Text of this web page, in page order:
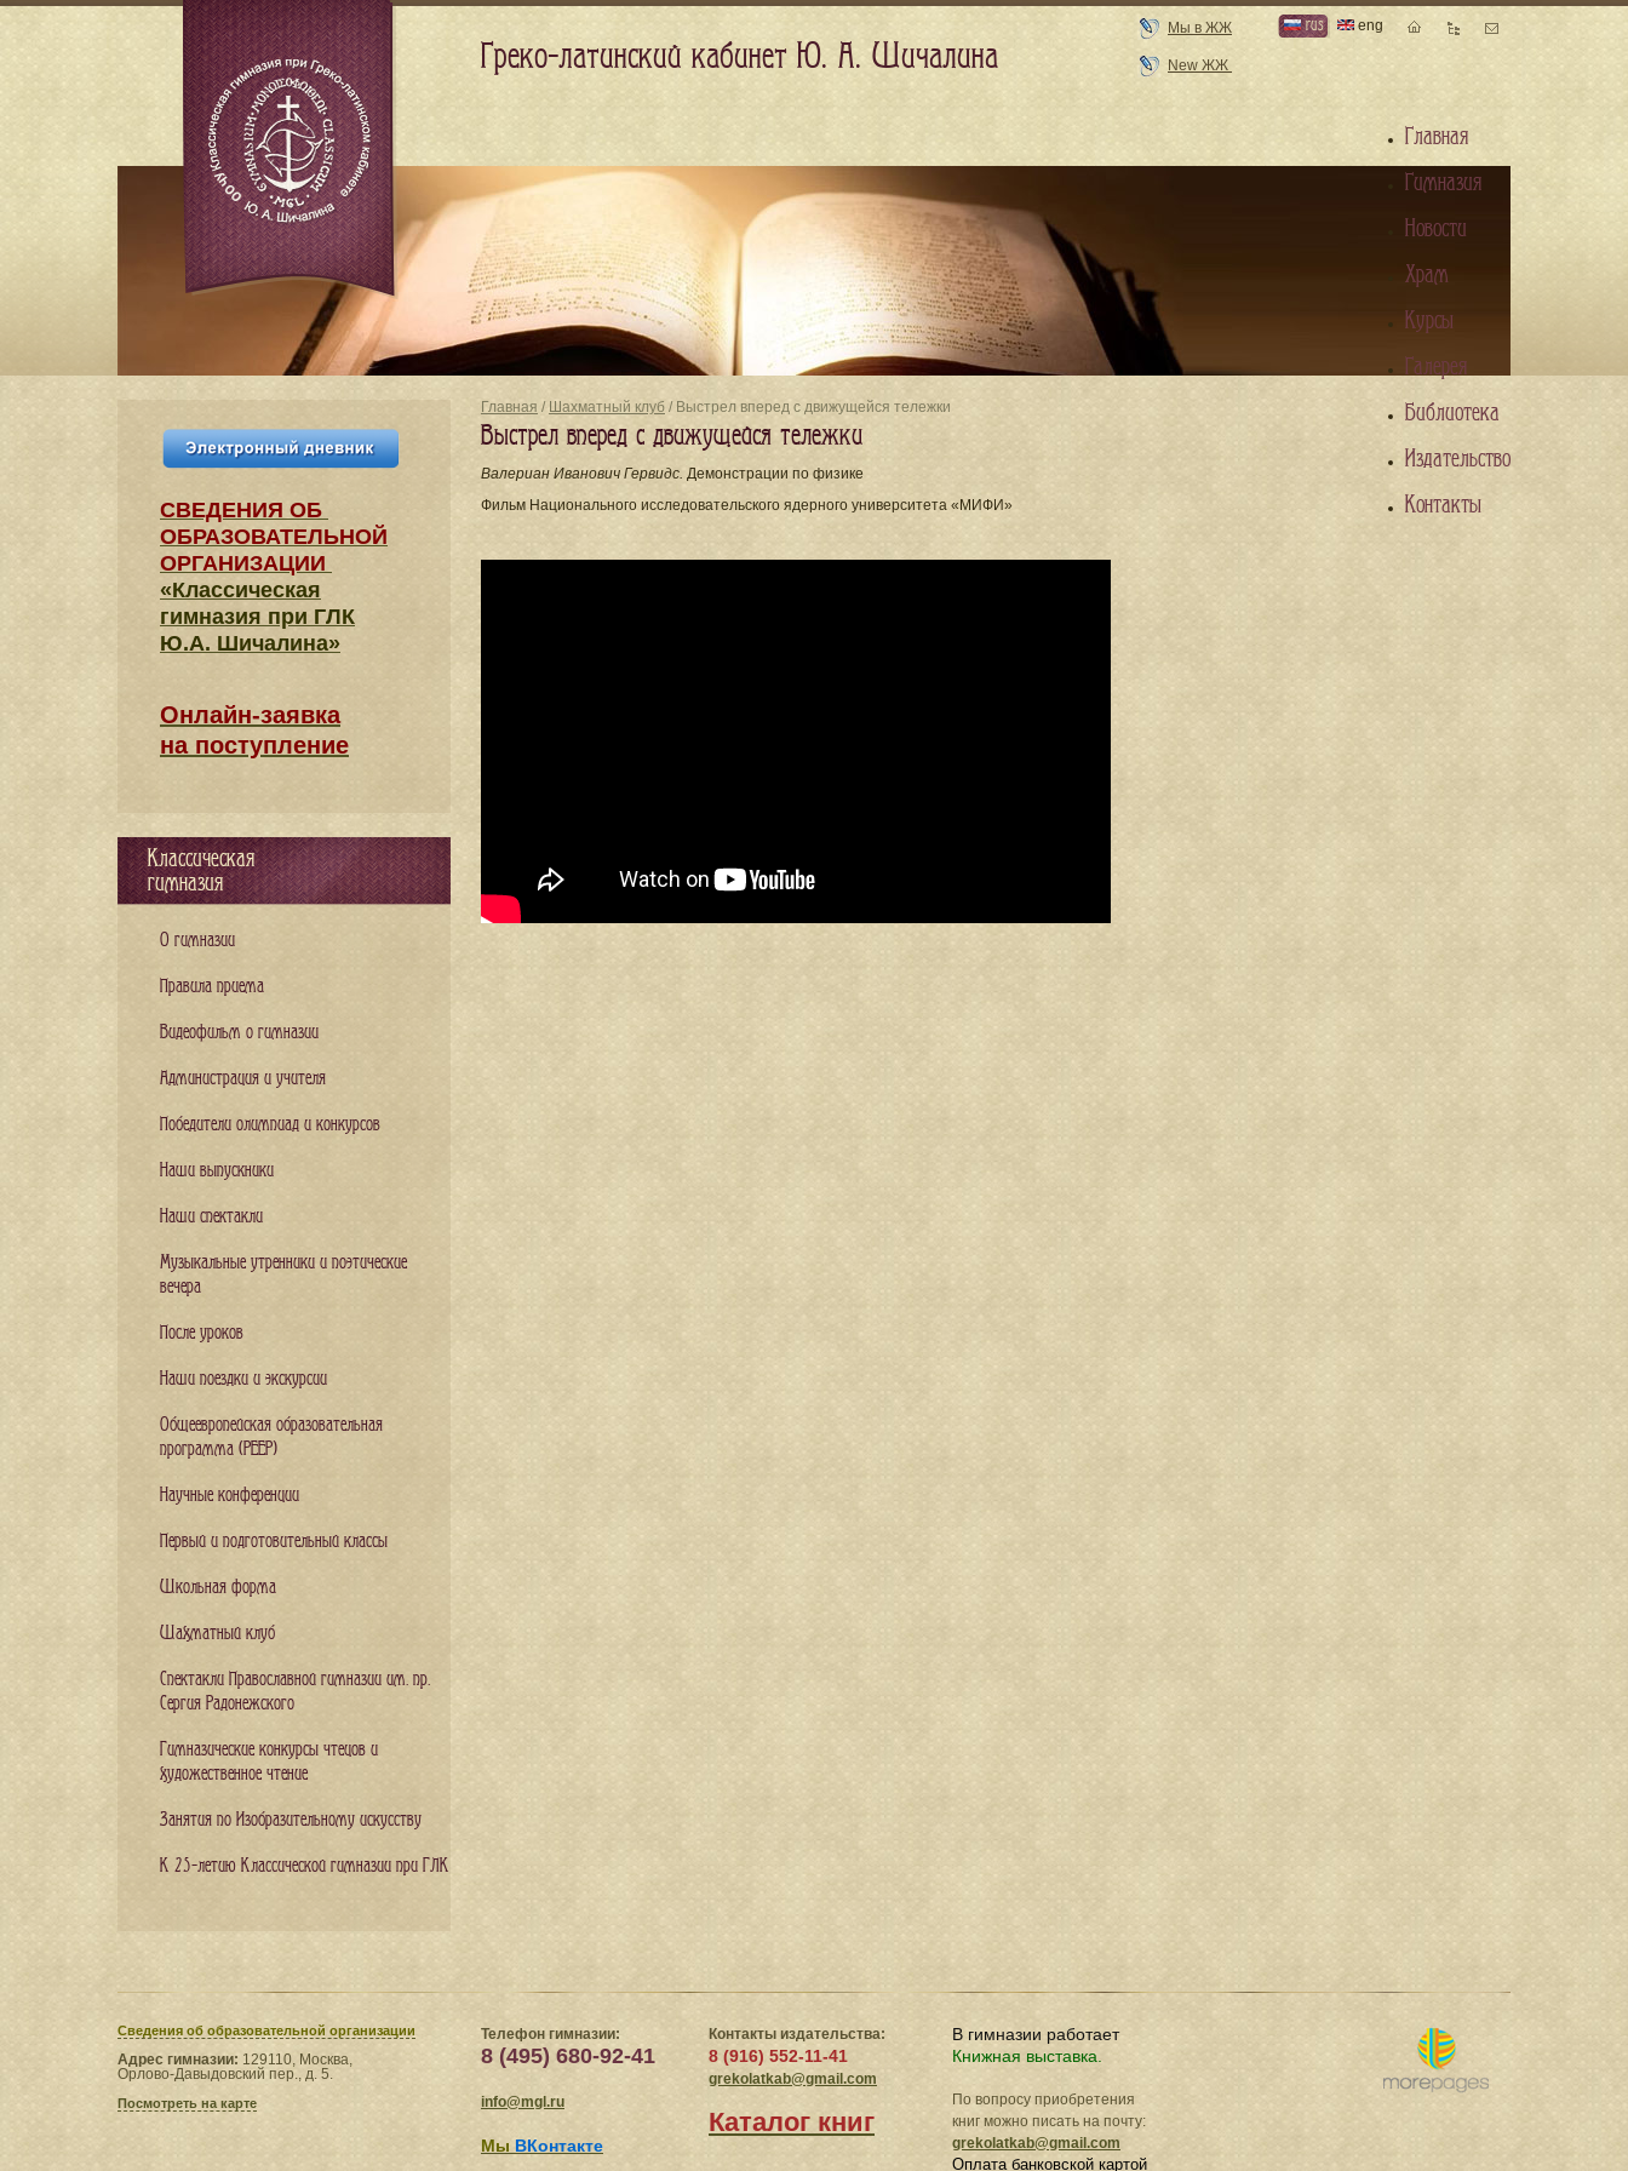
Главная / Шахматный клуб / Выстрел вперед с движущейся тележки
Выстрел вперед с движущейся тележки
Валериан Иванович Гервидс. Демонстрации по физике
Фильм Национального исследовательского ядерного университета «МИФИ»
СВЕДЕНИЯ​ ОБ
ОБРАЗОВАТЕЛЬНОЙ
ОРГАНИЗАЦИИ
«Классическая
гимназия при ГЛК
Ю.А. Шичалина»
Онлайн-заявка
на поступление
Классическая
гимназия
О гимназии
Правила приема
Видеофильм о гимназии
Администрация и учителя
Победители олимпиад и конкурсов
Наши выпускники
Наши спектакли
Музыкальные утренники и поэтические
вечера
После уроков
Наши поездки и экскурсии
Общеевропейская образовательная
программа (PEEP)
Научные конференции
Первый и подготовительный классы
Школьная форма
Шахматный клуб
Спектакли Православной гимназии им. пр.
Сергия Радонежского
Гимназические конкурсы чтецов и
художественное чтение
Занятия по Изобразительному искусству
К 25-летию Классической гимназии при ГЛК
Сведения​ об образовательной организации
Адрес гимназии: 129110, Москва,
Орлово-Давыдовский пер., д. 5.
Посмотреть на карте
Телефон гимназии:
8 (495) 680-92-41
info@mgl.ru
Мы ВКонтакте
Контакты издательства:
8 (916) 552-11-41
grekolatkab@gmail.com
Каталог книг
В гимназии работает
Книжная выставка.
По вопросу приобретения
книг можно писать на почту:
grekolatkab@gmail.com
Оплата банковской картой
Греко-латинский кабинет Ю. А. Шичалина
Мы в ЖЖ
New ЖЖ
rus eng
Главная
Гимназия
Новости
Храм
Курсы
Галерея
Библиотека
Издательство
Контакты